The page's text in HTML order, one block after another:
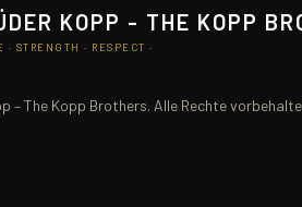
KOPP - THE KOPP
STRENGTH · RESPECT ·
– The Kopp Brothers. Alle Rechte